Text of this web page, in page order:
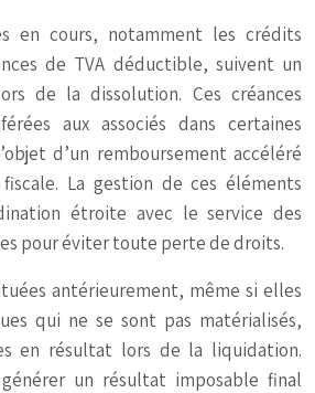
en cours, notamment les crédits
de TVA déductible, suivent un
de la dissolution. Ces créances
aux associés dans certaines
d’un remboursement accéléré
La gestion de ces éléments
étroite avec le service des
pour éviter toute perte de droits.
antérieurement, même si elles
qui ne se sont pas matérialisés,
en résultat lors de la liquidation.
un résultat imposable final